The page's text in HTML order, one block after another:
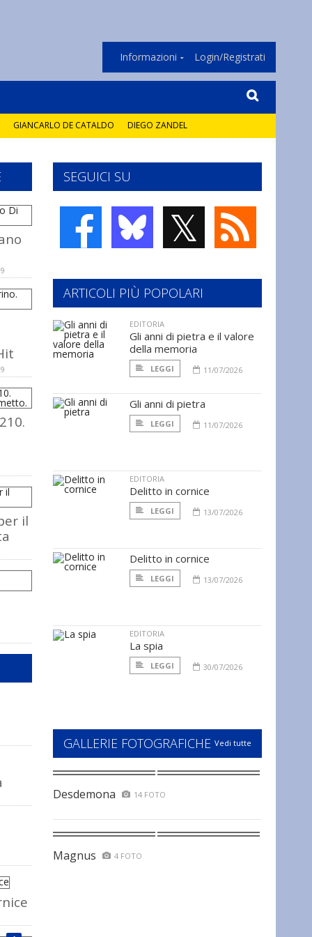
Informazioni Login/Registrati
GIANCARLO DE CATALDO DIEGO ZANDEL
SEGUICI SU
𝕏
il
ARTICOLI PIÙ POPOLARI
EDITORIA
Gli anni di pietra e il valore
della memoria
LEGGI 11/07/2026
Gli anni di pietra
LEGGI 11/07/2026
EDITORIA
Delitto in cornice
LEGGI 13/07/2026
Delitto in cornice
LEGGI 13/07/2026
EDITORIA
La spia
LEGGI 30/07/2026
GALLERIE FOTOGRAFICHE Vedi tutte
Desdemona 14 FOTO
Magnus 4 FOTO